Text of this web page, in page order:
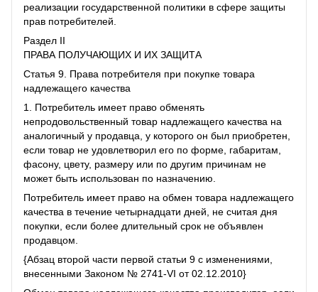
реализации государственной политики в сфере защиты
прав потребителей.
Раздел II
ПРАВА ПОЛУЧАЮЩИХ И ИХ ЗАЩИТА
Статья 9. Права потребителя при покупке товара
надлежащего качества
1. Потребитель имеет право обменять
непродовольственный товар надлежащего качества на
аналогичный у продавца, у которого он был приобретен,
если товар не удовлетворил его по форме, габаритам,
фасону, цвету, размеру или по другим причинам не
может быть использован по назначению.
Потребитель имеет право на обмен товара надлежащего
качества в течение четырнадцати дней, не считая дня
покупки, если более длительный срок не объявлен
продавцом.
{Абзац второй части первой статьи 9 с изменениями,
внесенными Законом № 2741-VI от 02.12.2010}